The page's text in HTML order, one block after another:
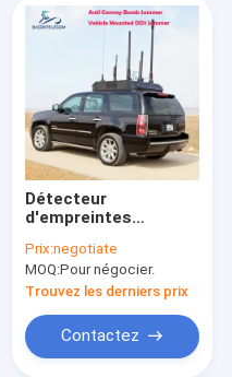
Détecteur
d'empreintes
convois de véhicules
DDS avec puissance
de sortie de 1000 W,
bande complète 20-3
GHz et portée de
brouillage de 1 km
Prix:negotiate
MOQ:Pour négocier.
Trouvez les derniers prix
Contactez